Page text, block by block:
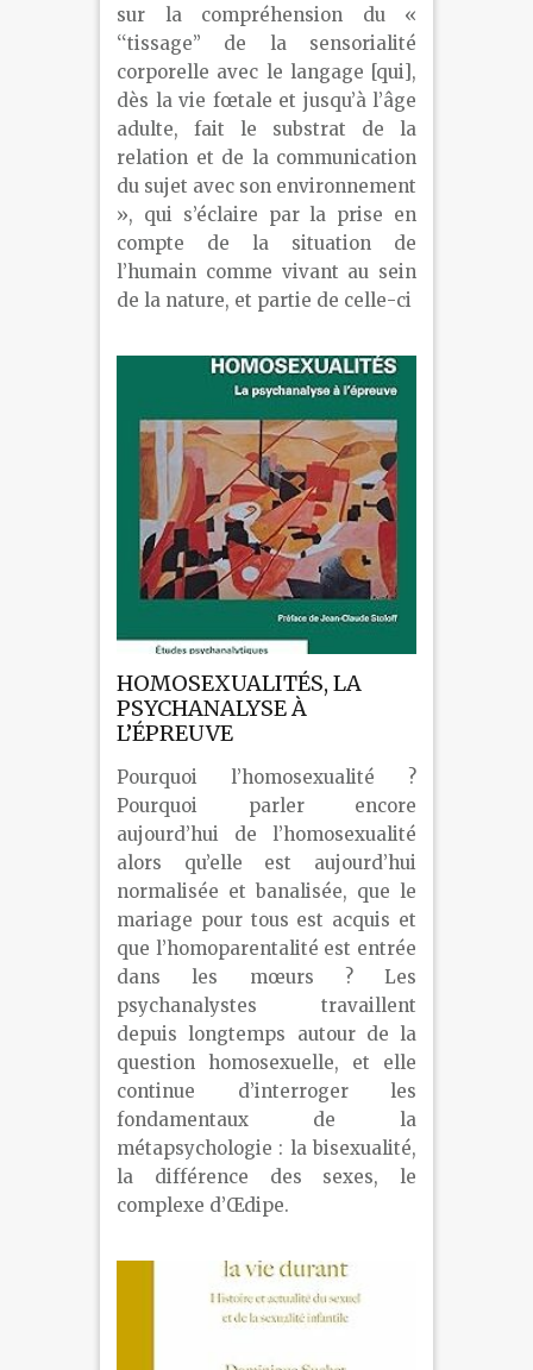
sur la compréhension du «
‘‘tissage’’ de la sensorialité
corporelle avec le langage [qui],
dès la vie fœtale et jusqu’à l’âge
adulte, fait le substrat de la
relation et de la communication
du sujet avec son environnement
», qui s’éclaire par la prise en
compte de la situation de
l’humain comme vivant au sein
de la nature, et partie de celle-ci
HOMOSEXUALITÉS, LA
PSYCHANALYSE À
L’ÉPREUVE
Pourquoi l’homosexualité ?
Pourquoi parler encore
aujourd’hui de l’homosexualité
alors qu’elle est aujourd’hui
normalisée et banalisée, que le
mariage pour tous est acquis et
que l’homoparentalité est entrée
dans les mœurs ? Les
psychanalystes travaillent
depuis longtemps autour de la
question homosexuelle, et elle
continue d’interroger les
fondamentaux de la
métapsychologie : la bisexualité,
la différence des sexes, le
complexe d’Œdipe.